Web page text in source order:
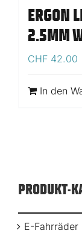
ERGON
2.5MM
CHF 42.00
In den
PRODUKT-
E-Fahrräder